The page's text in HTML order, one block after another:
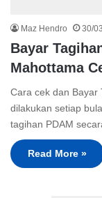
Maz Hendro 30/
Bayar
Mahottama
Cara cek dan Bayar
dilakukan setiap
tagihan PDAM
Read More »